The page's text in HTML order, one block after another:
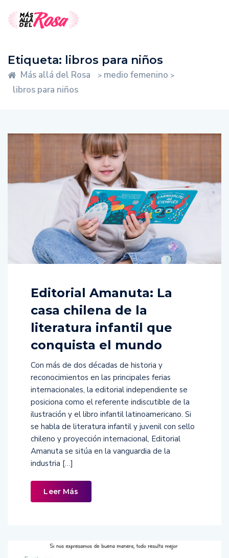
Etiqueta: libros para niños
Más allá del Rosa > medio femenino >
libros para niños
Editorial Amanuta: La
casa chilena de la
literatura infantil que
conquista el mundo
Con más de dos décadas de historia y
reconocimientos en las principales ferias
internacionales, la editorial independiente se
posiciona como el referente indiscutible de la
ilustración y el libro infantil latinoamericano. Si
se habla de literatura infantil y juvenil con sello
chileno y proyección internacional, Editorial
Amanuta se sitúa en la vanguardia de la
industria […]
Leer Más